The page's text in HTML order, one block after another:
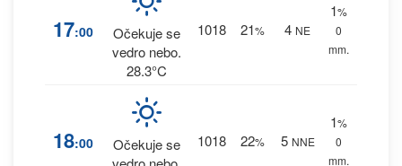
17:00
Očekuje se
vedro nebo.
28.3°C
1018 21% 4 NE
1%
0
mm.
18:00
Očekuje se
1018 22% 5 NNE
1%
0
mm.